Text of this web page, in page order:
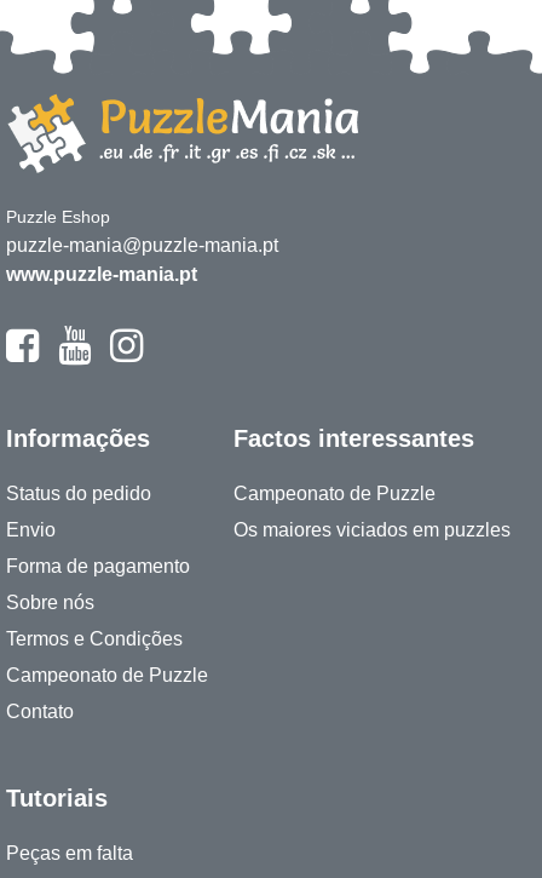
Puzzle Eshop
puzzle-mania@puzzle-mania.pt
www.puzzle-mania.pt
Informações
Status do pedido
Envio
Forma de pagamento
Sobre nós
Termos e Condições
Campeonato de Puzzle
Contato
Factos interessantes
Campeonato de Puzzle
Os maiores viciados em puzzles
Tutoriais
Peças em falta